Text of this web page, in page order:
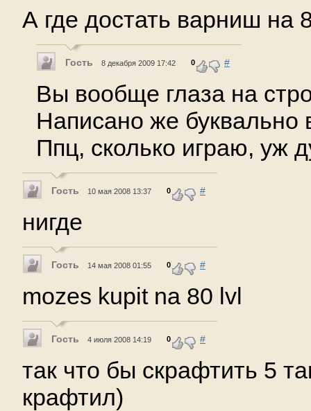
А где достать варниш на
Гость 8 декабря 2009 17:42 0 #
Вы вообще глаза на
Написано же буквально
Ппц, сколько играю, уж
Гость 10 мая 2008 13:37 0 #
нигде
Гость 14 мая 2008 01:55 0 #
mozes kupit na 80 lvl
Гость 4 июля 2008 14:19 0 #
так что бы скрафтить 5
крафтил)